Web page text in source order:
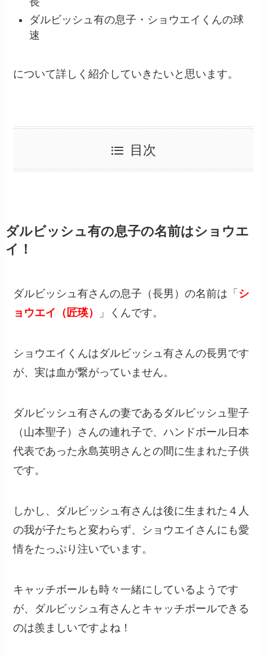
ダルビッシュ有の息子・ショウエイくんの球
速
について詳しく紹介していきたいと思います。
目次
ダルビッシュ有の息子の名前はショウエ
イ！
ダルビッシュ有さんの息子（長男）の名前は「 シ
ョウエイ（匠瑛）
」くんです。
ショウエイくんはダルビッシュ有さんの長男です
が、実は血が繋がっていません。
ダルビッシュ有さんの妻であるダルビッシュ聖子
（山本聖子）さんの連れ子で、ハンドボール日本
代表であった永島英明さんとの間に生まれた子供
です。
しかし、ダルビッシュ有さんは後に生まれた４人
の我が子たちと変わらず、ショウエイさんにも愛
情をたっぷり注いでいます。
キャッチボールも時々一緒にしているようです
が、ダルビッシュ有さんとキャッチボールできる
のは羨ましいですよね！